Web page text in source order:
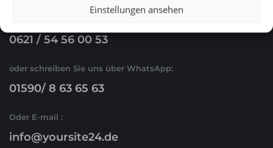
Einstellungen ansehen
0621 / 54 56 00 53
oder schreiben Sie uns über WhatsApp:
01590/ 8 63 65 63
Oder E-mail :
info@yoursite24.de